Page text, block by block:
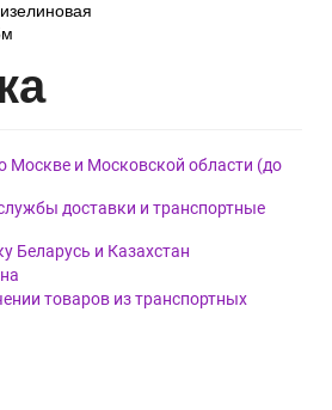
Москве и Московской области (до
доставки и транспортные
Беларусь и Казахстан
товаров из транспортных